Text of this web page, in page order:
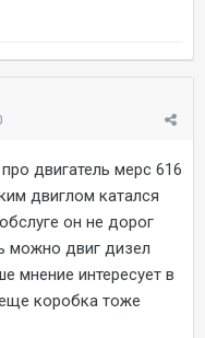
двигатель мерс 616
двиглом катался
он не дорог
можно двиг дизел
мнение интересует в
коробка тоже